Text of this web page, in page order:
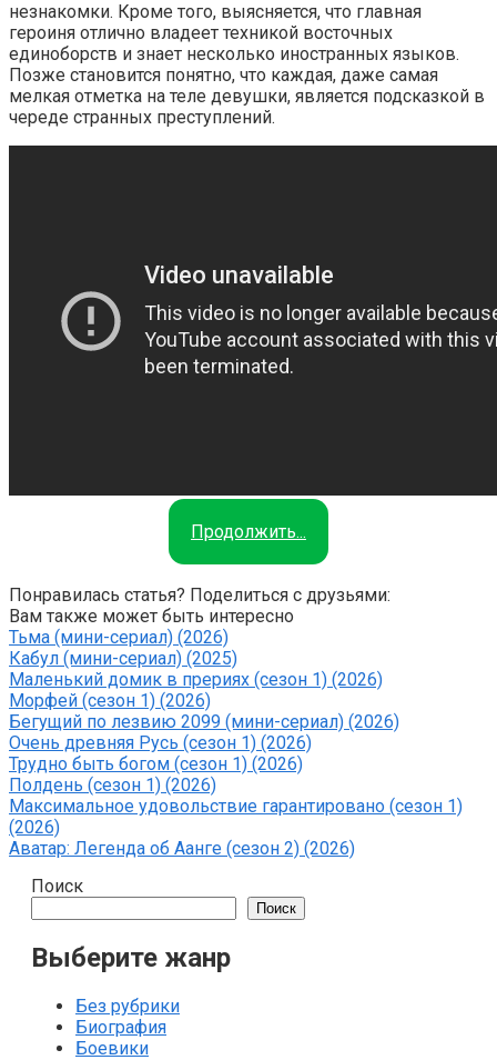
незнакомки. Кроме того, выясняется, что главная
героиня отлично владеет техникой восточных
единоборств и знает несколько иностранных языков.
Позже становится понятно, что каждая, даже самая
мелкая отметка на теле девушки, является подсказкой в
череде странных преступлений.
Продолжить...
Понравилась статья? Поделиться с друзьями:
Вам также может быть интересно
Тьма (мини-сериал) (2026)
Кабул (мини-сериал) (2025)
Маленький домик в прериях (сезон 1) (2026)
Морфей (сезон 1) (2026)
Бегущий по лезвию 2099 (мини-сериал) (2026)
Очень древняя Русь (сезон 1) (2026)
Трудно быть богом (сезон 1) (2026)
Полдень (сезон 1) (2026)
Максимальное удовольствие гарантировано (сезон 1)
(2026)
Аватар: Легенда об Аанге (сезон 2) (2026)
Поиск
Поиск
Выберите жанр
Без рубрики
Биография
Боевики